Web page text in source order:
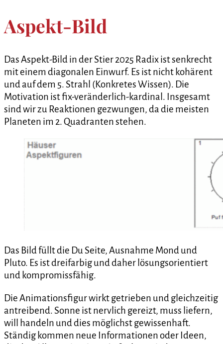
Aspekt-Bild
Das Aspekt-Bild in der Stier 2025 Radix ist senkrecht
mit einem diagonalen Einwurf. Es ist nicht kohärent
und auf dem 5. Strahl (Konkretes Wissen). Die
Motivation ist fix-veränderlich-kardinal. Insgesamt
sind wir zu Reaktionen gezwungen, da die meisten
Planeten im 2. Quadranten stehen.
Das Bild füllt die Du Seite, Ausnahme Mond und
Pluto. Es ist dreifarbig und daher lösungsorientiert
und kompromissfähig.
Die Animationsfigur wirkt getrieben und gleichzeitig
antreibend. Sonne ist nervlich gereizt, muss liefern,
will handeln und dies möglichst gewissenhaft.
Ständig kommen neue Informationen oder Ideen,